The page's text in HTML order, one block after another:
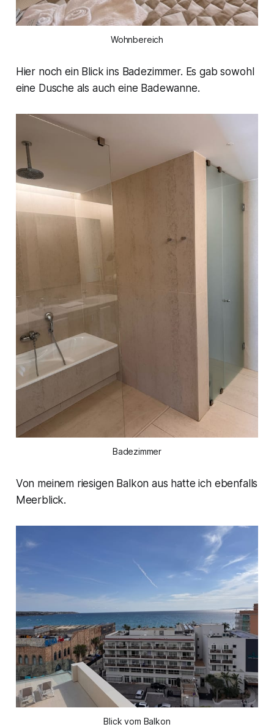
Wohnbereich
Hier noch ein Blick ins Badezimmer. Es gab sowohl
eine Dusche als auch eine Badewanne.
Badezimmer
Von meinem riesigen Balkon aus hatte ich ebenfalls
Meerblick.
Blick vom Balkon